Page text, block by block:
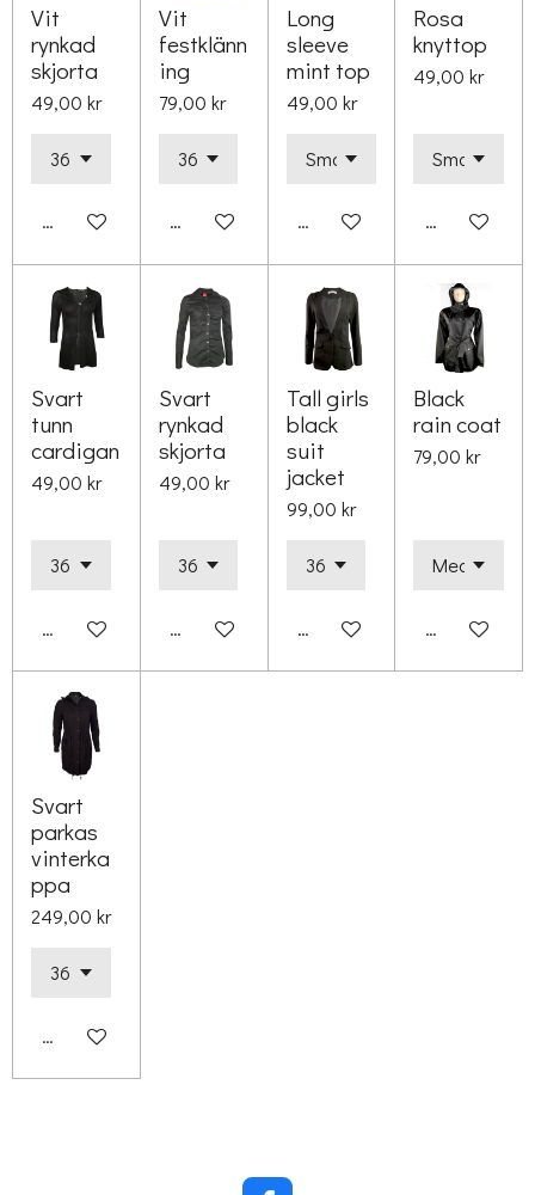
Vit
rynkad
skjorta
49,00 kr
Lägg till i varukorg
Vit
festklänn
ing
79,00 kr
Lägg till i varukorg
Long
sleeve
mint top
49,00 kr
Lägg till i varukorg
Rosa
knyttop
49,00 kr
Lägg till i
Svart
tunn
cardigan
49,00 kr
Lägg till i varukorg
Svart
rynkad
skjorta
49,00 kr
Lägg till i varukorg
Tall girls
black
suit
jacket
99,00 kr
Lägg till i varukorg
Black
rain coat
79,00 kr
Lägg till i
Svart
parkas
vinterka
ppa
249,00 kr
Lägg till i varukorg